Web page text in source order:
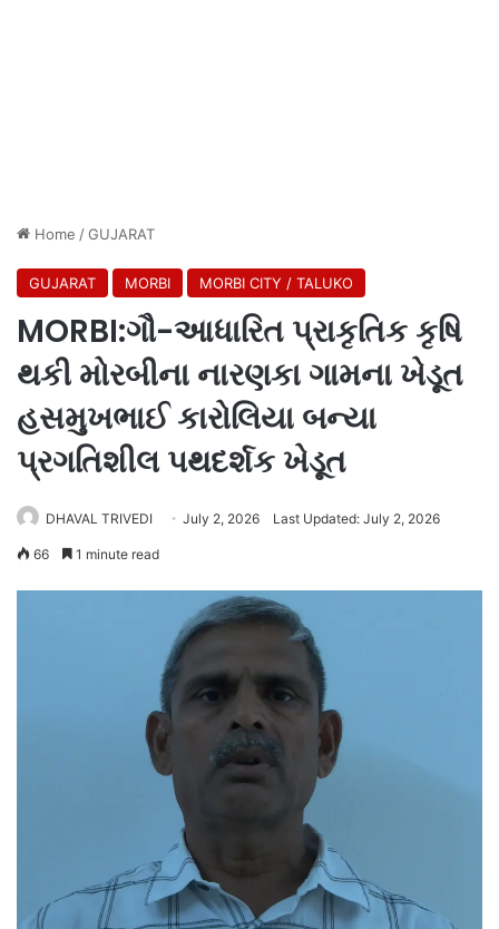
Home /GUJARAT
GUJARAT MORBI MORBI CITY / TALUKO
MORBI:ગૌ-આધારિત પ્રાકૃતિક કૃષિ
થકી મોરબીના નારણકા ગામના ખેડૂત
હસમુખભાઈ કારોલિયા બન્યા
પ્રગતિશીલ પથદર્શક ખેડૂત
DHAVAL TRIVEDI July 2, 2026 Last Updated: July 2, 2026
66 1 minute read